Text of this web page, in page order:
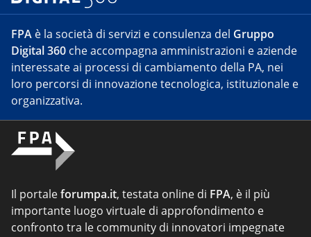
FPA è la società di servizi e consulenza del Gruppo
Digital 360 che accompagna amministrazioni e aziende
interessate ai processi di cambiamento della PA, nei
loro percorsi di innovazione tecnologica, istituzionale e
organizzativa.
Il portaleforumpa.it, testata online di FPA, è il più
importante luogo virtuale di approfondimento e
confronto tra le community di innovatori impegnate